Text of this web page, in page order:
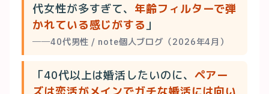
代女性が多すぎて、 年齢フィルターで弾
かれている感じがする 」
──40代男性 / note個人ブログ（2026年4月）
「40代以上は婚活したいのに、 ペアー
ズは恋活がメインでガチな婚活には向い